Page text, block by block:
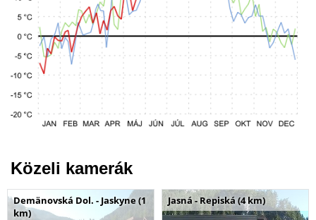
Közeli kamerák
Demänovská Dol. - Jaskyne (1
km)
Jasná - Repiská (4 km)